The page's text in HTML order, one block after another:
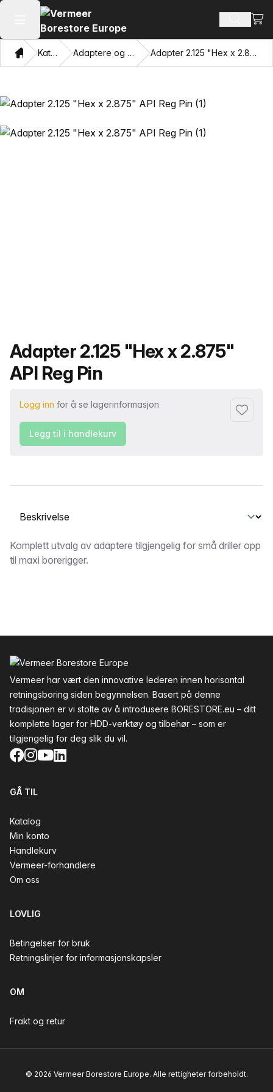
Åpne hovedmenyen SøkVis
Hjem Katalog Adaptere og trekkøyne Adapter 2.125 "Hex x 2.875" API Reg Pin
Produktnavn
Adapter 2.125 "Hex x 2.875"
API Reg Pin
Logg inn for å se lagerinformasjon
Legg til
Legg til i handlekurv
Velg en fane
Beskrivelse
Komplett utvalg av adaptere tilgjengelig for små driller opp
til maxi borerigger.
Vermeer har vært den innovative lederen innen horisontal
retningsboring siden begynnelsen. Basert på denne
tradisjonen er vi stolte av å introdusere BORESTORE.eu – ditt
komplette lager for HDD-verktøy og tilbehør – som er
tilgjengelig for deg slik du vil.
Facebook
Instagram
YouTube
LinkedIn
GÅ TIL
Katalog
Min konto
Handlekurv
Vermeer-forhandlere
Om oss
LOVLIG
Betingelser for bruk
Retningslinjer for informasjonskapsler
OM
Frakt og retur
© 2026 Vermeer Borestore Europe. Alle rettigheter forbeholdt.